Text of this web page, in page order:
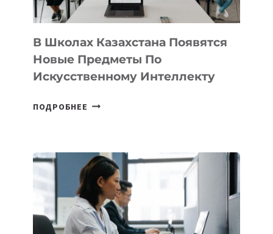
ПРОГРАММУ
ДЛЯ
ТЕХНОЛОГИЧЕСКИХ
В Школах Казахстана Появятся
Новые Предметы По
Искусственному Интеллекту
ПОДРОБНЕЕ В
НОВЫЕ
ПРЕДМЕТЫ
ПО
ИСКУССТВЕННОМУ
ИНТЕЛЛЕКТУ